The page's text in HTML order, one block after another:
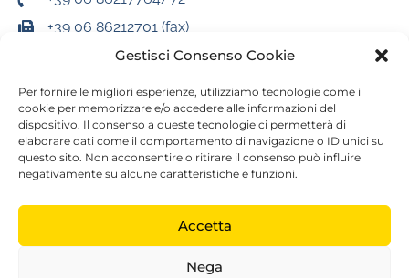
Gestisci Consenso Cookie
Per fornire le migliori esperienze, utilizziamo tecnologie come i
cookie per memorizzare e/o accedere alle informazioni del
dispositivo. Il consenso a queste tecnologie ci permetterà di
elaborare dati come il comportamento di navigazione o ID unici su
questo sito. Non acconsentire o ritirare il consenso può influire
negativamente su alcune caratteristiche e funzioni.
Accetta
Nega
+39 06 86212701 (fax)
info@forfer.it
SEDI
P.zza Winckelmann, 12 - 00162 Roma
SEDI SU APPUNTAMENTO
Innoform, Via Vicinale S. Maria del Pianto Torre 5, 80143
Napoli (NA)